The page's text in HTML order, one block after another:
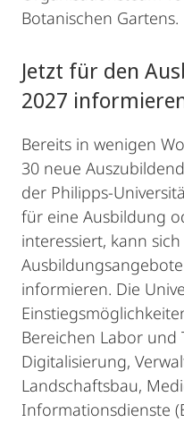
Botanischen Gartens.
Jetzt für den
2027
Bereits in wenigen
30 neue
der Philipps-
für eine Ausbildung
interessiert, kann
informieren. Die
Bereichen Labor und
Digitalisierung,
Landschaftsbau,
Informationsdienste